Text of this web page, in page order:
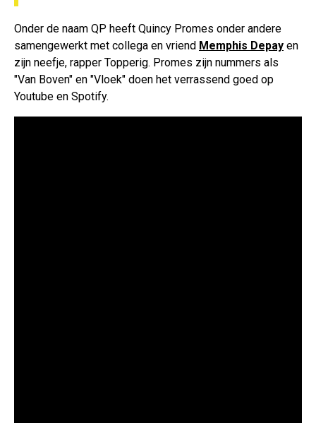
Onder de naam QP heeft Quincy Promes onder andere
samengewerkt met collega en vriend Memphis Depay en
zijn neefje, rapper Topperig. Promes zijn nummers als
"Van Boven" en "Vloek" doen het verrassend goed op
Youtube en Spotify.